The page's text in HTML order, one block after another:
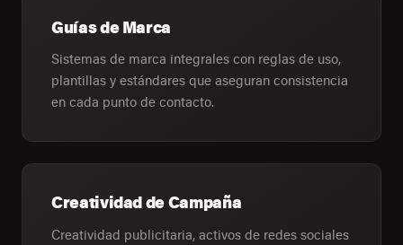
Guías de Marca
Sistemas de marca integrales con reglas de uso,
plantillas y estándares que aseguran consistencia
en cada punto de contacto.
Creatividad de Campaña
Creatividad publicitaria, activos de redes sociales